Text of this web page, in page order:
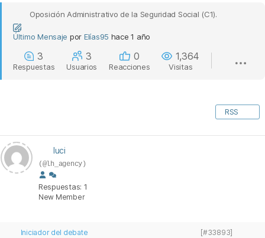
Oposición Administrativo de la Seguridad Social (C1).
Último Mensaje por Elías95 hace 1 año
3
Respuestas
3
Usuarios
0
Reacciones
1,364
Visitas
RSS
luci
(@lh_agency)
Respuestas: 1
New Member
Iniciador del debate [#33893]